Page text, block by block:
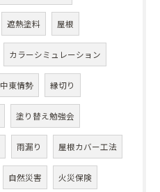
遮熱塗料 屋根
カラーシミュレーション
中東情勢 縁切り
塗り替え勉強会
雨漏り 屋根カバー工法
自然災害 火災保険